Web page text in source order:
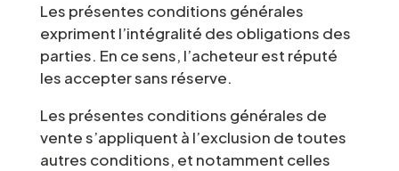
Les présentes conditions générales
expriment l’intégralité des obligations des
parties. En ce sens, l’acheteur est réputé
les accepter sans réserve.
Les présentes conditions générales de
vente s’appliquent à l’exclusion de toutes
autres conditions, et notamment celles